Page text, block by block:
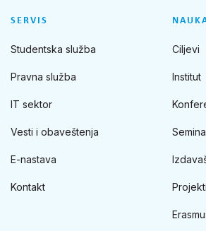
SERVIS
Studentska služba
Pravna služba
IT sektor
Vesti i obaveštenja
E-nastava
Kontakt
Ciljevi
Institut
Projekti